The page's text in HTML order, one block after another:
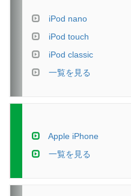
iPod nano
iPod touch
iPod classic
一覧を見る
Apple iPhone
一覧を見る